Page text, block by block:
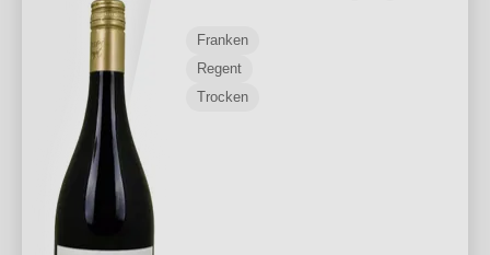
Franken
Regent
Trocken